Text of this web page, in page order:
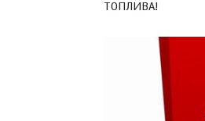
ТОПЛИВА!